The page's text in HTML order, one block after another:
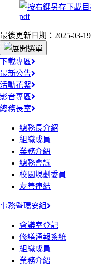
最後更新日期：2025-03-19
:::
下載專區
最新公告
活動花絮
影音專區
總務長室
總務長介紹
組織成員
業務介紹
總務會議
校園規劃委員
友善連結
事務暨環安組
會議室登記
修繕通報系統
組織成員
業務介紹